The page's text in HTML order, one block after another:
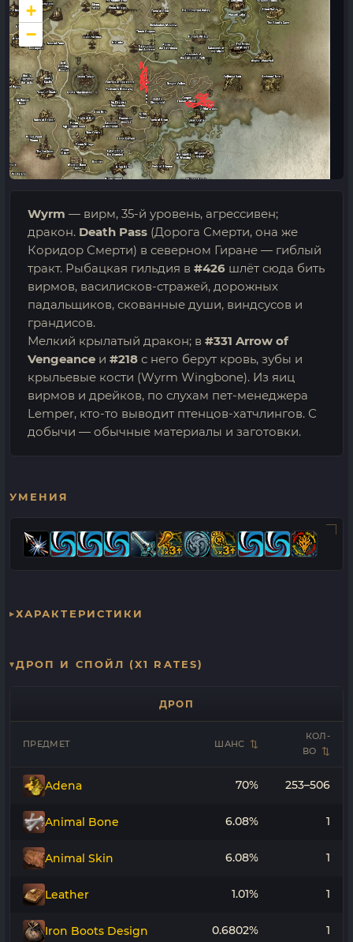
+
−
Wyrm — вирм, 35-й уровень, агрессивен;
дракон. Death Pass (Дорога Смерти, она же
Коридор Смерти) в северном Гиране — гиблый
тракт. Рыбацкая гильдия в #426 шлёт сюда бить
вирмов, василисков-стражей, дорожных
падальщиков, скованные души, виндсусов и
грандисов.
Мелкий крылатый дракон; в #331 Arrow of
Vengeance и #218 с него берут кровь, зубы и
крыльевые кости (Wyrm Wingbone). Из яиц
вирмов и дрейков, по слухам пет-менеджера
Lemper, кто-то выводит птенцов-хатчлингов. С
добычи — обычные материалы и заготовки.
УМЕНИЯ
ХАРАКТЕРИСТИКИ
ДРОП И СПОЙЛ (X1 RATES)
ДРОП
ПРЕДМЕТ ШАНС
КОЛ-
ВО
Adena 70% 253–506
Animal Bone 6.08% 1
Animal Skin 6.08% 1
Leather 1.01% 1
Iron Boots Design 0.6802% 1